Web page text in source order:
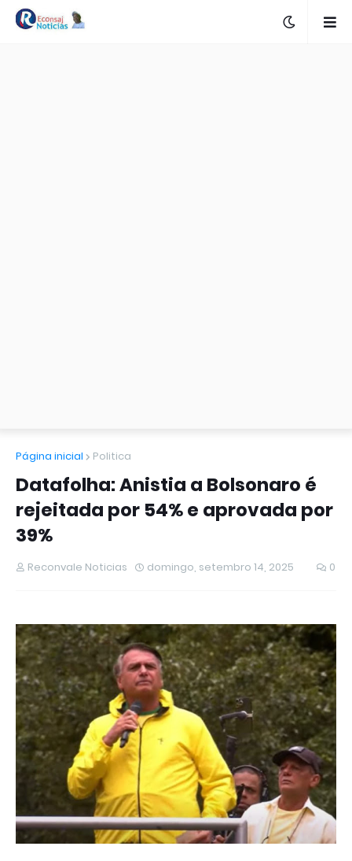
Página inicial Politica
Datafolha: Anistia a Bolsonaro é
rejeitada por 54% e aprovada por
39%
Reconvale Noticias domingo, setembro 14, 2025 0